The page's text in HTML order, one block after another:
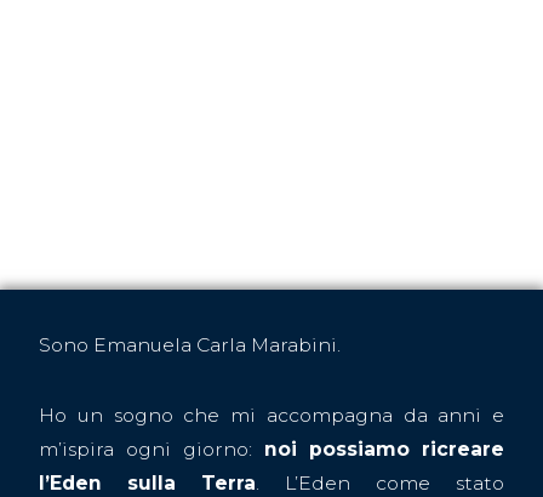
Sono Emanuela Carla Marabini.
Ho un sogno che mi accompagna da anni e
m’ispira ogni giorno: noi possiamo ricreare
l’Eden sulla Terra. L’Eden come stato